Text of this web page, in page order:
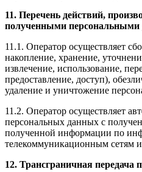
11. Перечень действий,
полученными
11.1. Оператор осуществляет
накопление, хранение,
извлечение, использование,
предоставление, доступ),
удаление и уничтожение
11.2. Оператор осуществляет
персональных данных с
полученной информации по
телекоммуникационным сетям
12. Трансграничная передача